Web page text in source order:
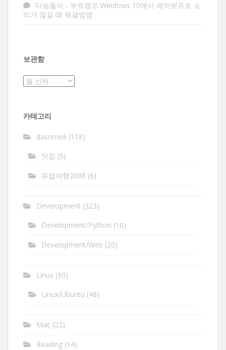
다솜돌이 - 부트캠프 Windows 10에서 에어팟프로 소
리가 끊길 때 해결방법
보관함
보
카테고리
dasomoli (118)
맛집 (5)
유럽여행2008 (6)
Development (323)
Development/Python (10)
Development/Web (20)
Linux (90)
Linux/Ubuntu (48)
Mac (22)
Reading (14)